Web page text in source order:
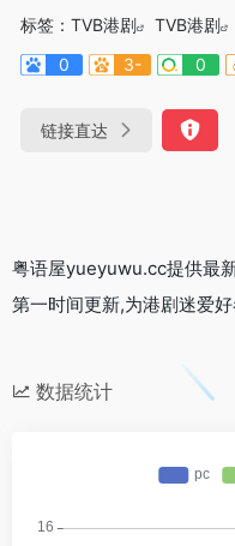
标签： TVB港剧
TVB港剧
0
3- 0
链接直达
粤语屋yueyuwu.cc提供最
第一时间更新,为港剧迷爱
数据统计